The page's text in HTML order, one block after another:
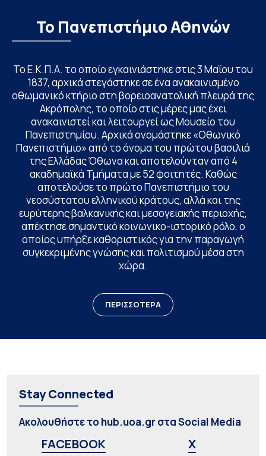
Το Πανεπιστήμιο Αθηνών
Το Ε.Κ.Π.Α. το οποίο εγκαινιάστηκε στις 3 Μαΐου του
1837, αρχικά στεγάστηκε σε ένα ανακαινισμένο
οθωμανικό κτήριο στη βορειοανατολική πλευρά της
Ακρόπολης, το οποίο στις μέρες μας έχει
ανακαινιστεί και λειτουργεί ως Μουσείο του
Πανεπιστημίου. Αρχικά ονομάστηκε «Οθωνικό
Πανεπιστήμιο» από το όνομα του πρώτου βασιλιά
της Ελλάδας Όθωνα και αποτελούνταν από 4
ακαδημαϊκά Τμήματα με 52 φοιτητές. Καθώς
αποτελούσε το πρώτο Πανεπιστήμιο του
νεοσύστατου ελληνικού κράτους, αλλά και της
ευρύτερης βαλκανικής και μεσογειακής περιοχής,
απέκτησε σημαντικό κοινωνικο-ιστορικό ρόλο, ο
οποίος υπήρξε καθοριστικός για την παραγωγή
συγκεκριμένης γνώσης και πολιτισμού μέσα στη
χώρα.
ΠΕΡΙΣΣΟΤΕΡΑ
Stay Connected
Ακολουθήστε το hub.uoa.gr στα Social Media
FACEBOOK X